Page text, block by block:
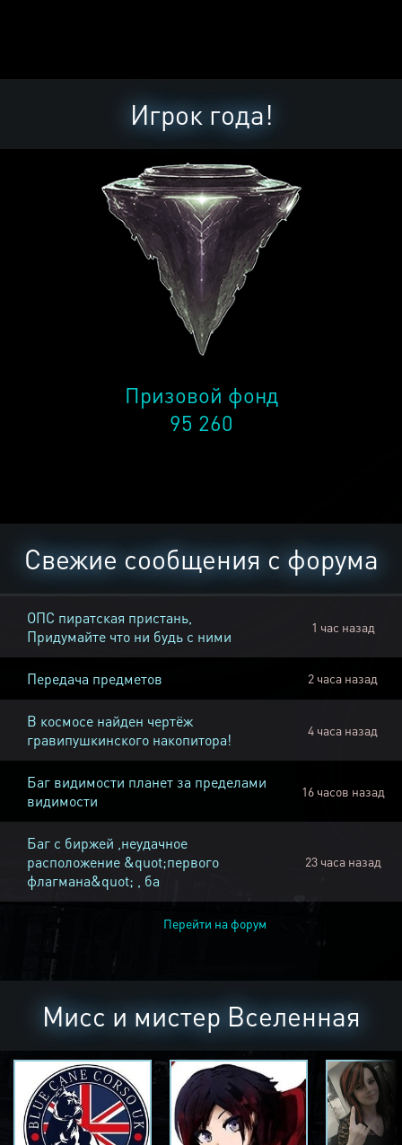
Игрок года!
Призовой фонд
95 260
Свежие сообщения с форума
ОПС пиратская пристань,
Придумайте что ни будь с ними
1 час назад
Передача предметов 2 часа назад
В космосе найден чертёж
гравипушкинского накопитора!
4 часа назад
Баг видимости планет за пределами
видимости
16 часов назад
Баг с биржей ,неудачное
расположение &quot;первого
флагмана&quot; , ба
23 часа назад
Перейти на форум
Мисс и мистер Вселенная